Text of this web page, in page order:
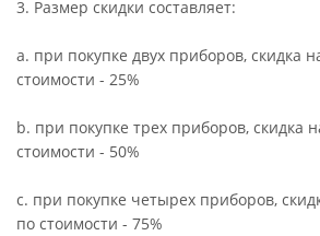
3. Размер скидки составляет:
a. при покупке двух приборов, скидка
стоимости - 25%
b. при покупке трех приборов, скидка
стоимости - 50%
c. при покупке четырех приборов,
по стоимости - 75%